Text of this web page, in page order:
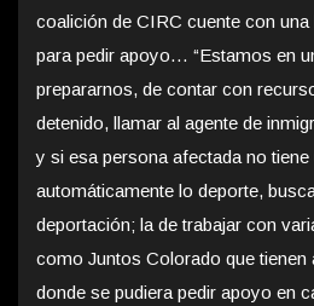
coalición de CIRC cuente con
para pedir apoyo… “Estamos en
prepararnos, de contar con
detenido, llamar al agente de
y si esa persona afectada no
automáticamente lo deporte,
deportación; la de trabajar con
como Juntos Colorado que tienen
donde se pudiera pedir apoyo en